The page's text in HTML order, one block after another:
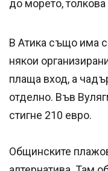
до морето,
В Атика също има
някои
плаща вход, а
отделно. Във
стигне 210 евро.
Общинските